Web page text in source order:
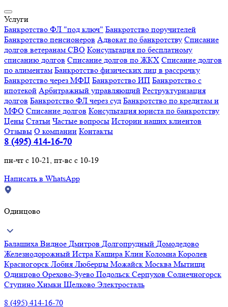
Услуги
Банкротство ФЛ "под ключ" Банкротство поручителей
Банкротство пенсионеров Адвокат по банкротству Списание
долгов ветеранам СВО Консультация по бесплатному
списанию долгов Списание долгов по ЖКХ Списание долгов
по алиментам Банкротство физических лиц в рассрочку
Банкротство через МФЦ Банкротство ИП Банкротство с
ипотекой Арбитражный управляющий Реструктуризация
долгов Банкротство ФЛ через суд Банкротство по кредитам и
МФО Списание долгов Консультация юриста по банкротству
Цены Статьи Частые вопросы Истории наших клиентов
Отзывы О компании Контакты
8 (495) 414-16-70
пн-чт с 10-21, пт-вс с 10-19
Написать в WhatsApp
Одинцово
Балашиха Видное Дмитров Долгопрудный Домодедово
Железнодорожный Истра Кашира Клин Коломна Королев
Красногорск Лобня Люберцы Можайск Москва Мытищи
Одинцово Орехово-Зуево Подольск Серпухов Солнечногорск
Ступино Химки Щелково Электросталь
8 (495) 414-16-70